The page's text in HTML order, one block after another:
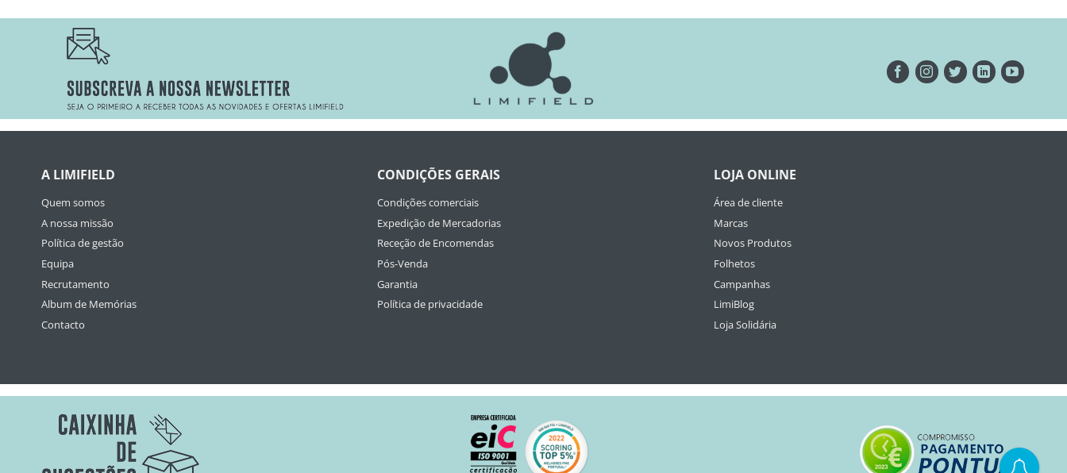
A LIMIFIELD
Quem somos
A nossa missão
Política de gestão
Equipa
Recrutamento
Album de Memórias
Contacto
CONDIÇÕES GERAIS
Condições comerciais
Expedição de Mercadorias
Receção de Encomendas
Pós-Venda
Garantia
Política de privacidade
LOJA ONLINE
Área de cliente
Marcas
Novos Produtos
Folhetos
Campanhas
LimiBlog
Loja Solidária